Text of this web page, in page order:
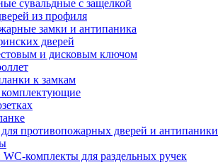
сувальдные с защелкой
из профиля
замки и антипаника
дверей
и дисковым ключом
к замкам
противопожарных дверей и антипаники
комплекты для раздельных ручек